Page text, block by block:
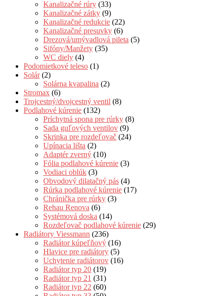
Kanalizačné rúry (33)
Kanalizačné zátky (9)
Kanalizačné redukcie (22)
Kanalizačné presuvky (6)
Drezová/umývadlová pileta (5)
Sifóny/Manžety (35)
WC diely (4)
Podomietkové teleso (1)
Solár (2)
Solárna kvapalina (2)
Stromax (6)
Trojcestný/dvojcestný ventil (8)
Podlahové kúrenie (132)
Príchytná spona pre rúrky (8)
Sada guľových ventilov (9)
Skrinka pre rozdeľovač (24)
Upínacia lišta (2)
Adaptér zverný (10)
Fólia podlahové kúrenie (3)
Vodiaci oblúk (3)
Obvodový dilatačný pás (4)
Rúrka podlahové kúrenie (17)
Chránička pre rúrky (3)
Rehau Renova (6)
Systémová doska (14)
Rozdeľovač podlahové kúrenie (29)
Radiátory Viessmann (236)
Radiátor kúpeľňový (16)
Hlavice pre radiátory (5)
Uchytenie radiátorov (16)
Radiátor typ 20 (19)
Radiátor typ 21 (31)
Radiátor typ 22 (60)